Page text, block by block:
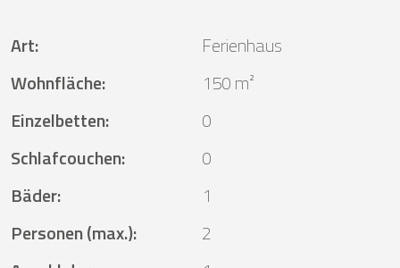
Art:
Ferienhaus
Wohnfläche:
150 m²
Einzelbetten:
0
Schlafcouchen:
0
Bäder:
1
Personen (max.):
2